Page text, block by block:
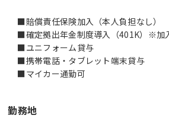
■賠償責任保険加入（本人負担なし）
■確定拠出年金制度導入（401K）※加
■ユニフォーム貸与
■携帯電話・タブレット端末貸与
■マイカー通勤可
勤務地